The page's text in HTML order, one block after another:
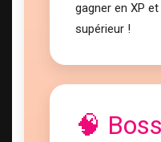
gagner en XP
supérieur !
🧠